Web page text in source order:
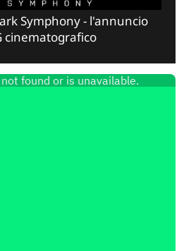
Symphony - l'annuncio
cinematografico